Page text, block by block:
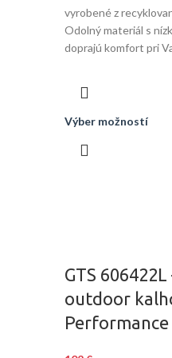
vyrobené z
Odolný materiál s
doprajú komfort pri
Výber možností
GTS
outdoor
Performance